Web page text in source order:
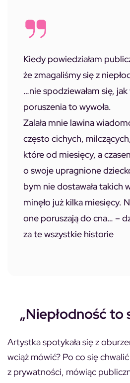
Kiedy powiedziałam
że zmagaliśmy się z
…nie spodziewałam się,
poruszenia to wywoła.
Zalała mnie lawina
często cichych,
które od miesięcy, a
o swoje upragnione
bym nie dostawała takich
minęło już kilka miesięcy.
one poruszają do cna… –
za te wszystkie historie
„Niepłodność to
Artystka spotykała się z
wciąż mówić? Po co się
z prywatności, mówiąc